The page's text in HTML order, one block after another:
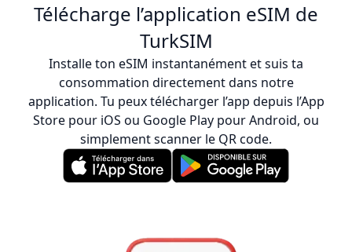
Télécharge l’application eSIM de
TurkSIM
Installe ton eSIM instantanément et suis ta
consommation directement dans notre
application. Tu peux télécharger l’app depuis l’App
Store pour iOS ou Google Play pour Android, ou
simplement scanner le QR code.